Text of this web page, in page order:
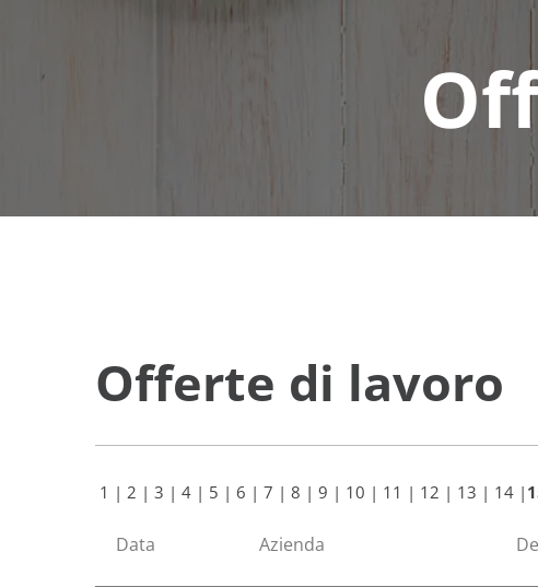
Offerte di lavoro
1 | 2 | 3 | 4 | 5 | 6 | 7 | 8 | 9 | 10 | 11 | 12 | 13 | 14 |
Data Azienda